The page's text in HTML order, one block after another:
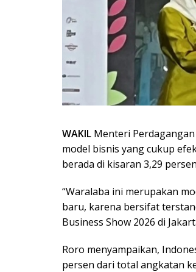
WAKIL Menteri
model bisnis yang cukup
berada di kisaran 3,29
“Waralaba ini merupakan
baru, karena bersifat
Business Show 2026 di
Roro menyampaikan,
persen dari total angkatan